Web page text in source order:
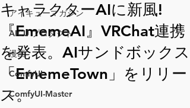
アイキューマガジン
AICU プロダクト
漫画
ComfyUI
ComfyUI-Master
キャラクターAIに新風!
『EmemeAI』VRChat連携
を発表。AIサンドボックス
「EmemeTown」をリリー
ス。